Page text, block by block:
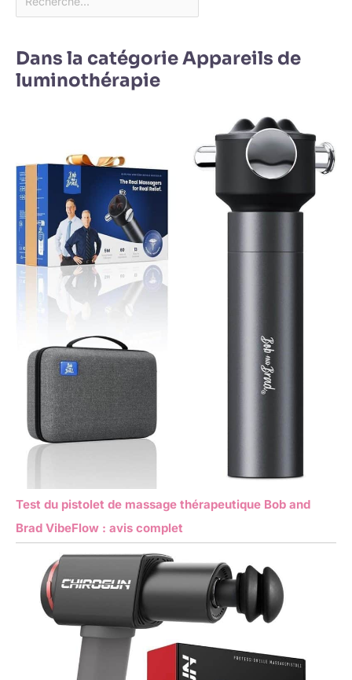
Dans la catégorie Appareils de
luminothérapie
Test du pistolet de massage thérapeutique Bob and
Brad VibeFlow : avis complet